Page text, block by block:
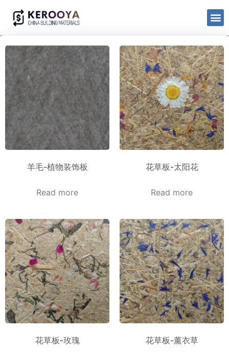
羊毛-植物装饰板
Read more
花草板-太阳花
Read more
花草板-玫瑰 花草板-薰衣草